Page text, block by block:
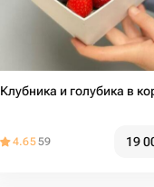
Клубника и голубика в
4.6559 19